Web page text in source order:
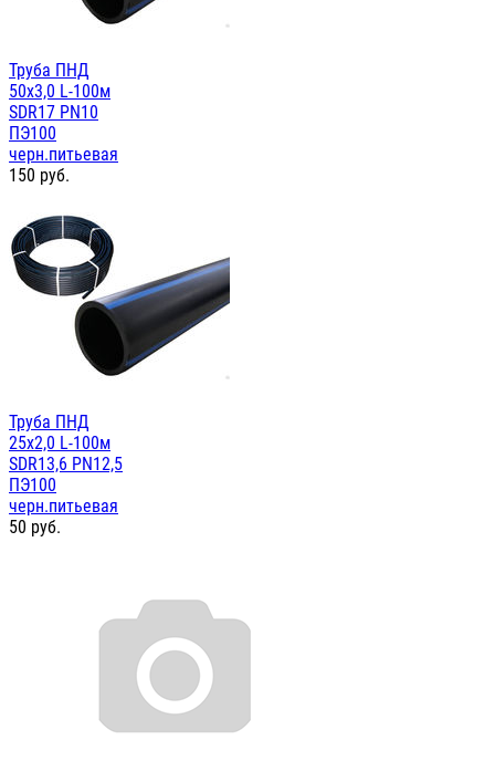
Труба ПНД
50х3,0 L-100м
SDR17 PN10
ПЭ100
черн.питьевая
150 руб.
Труба ПНД
25х2,0 L-100м
SDR13,6 PN12,5
ПЭ100
черн.питьевая
50 руб.